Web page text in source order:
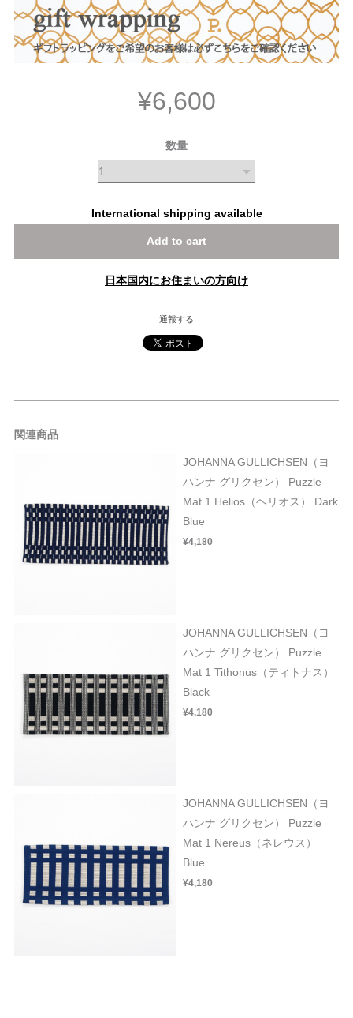
¥6,600
数量
International shipping available
Add to cart
日本国内にお住まいの方向け
通報する
関連商品
JOHANNA GULLICHSEN（ヨ
ハンナ グリクセン） Puzzle
Mat 1 Helios（ヘリオス） Dark
Blue
¥4,180
JOHANNA GULLICHSEN（ヨ
ハンナ グリクセン） Puzzle
Mat 1 Tithonus（ティトナス）
Black
¥4,180
JOHANNA GULLICHSEN（ヨ
ハンナ グリクセン） Puzzle
Mat 1 Nereus（ネレウス）
Blue
¥4,180